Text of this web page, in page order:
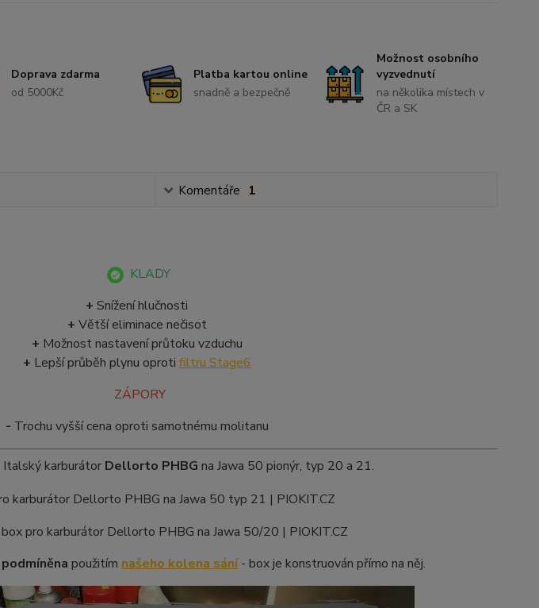
Doprava zdarma
od 5000Kč
Platba kartou online
snadně a bezpečně
Možnost osobního
vyzvednutí
na několika místech v
ČR a SK
Komentáře 1
KLADY
+ Snížení hlučnosti
+ Větší eliminace nečisot
+ Možnost nastavení průtoku vzduchu
+ Lepší průběh plynu oproti filtru Stage6
ZÁPORY
- Trochu vyšší cena oproti samotnému molitanu
Italský karburátor Dellorto PHBG na Jawa 50 pionýr, typ 20 a 21.
podmíněna použitím našeho kolena sání- box je konstruován přímo na něj.